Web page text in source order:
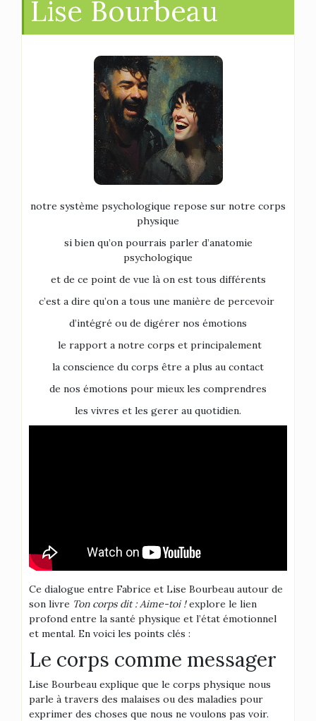
Lise Bourbeau
notre système psychologique repose sur notre corps
physique
si bien qu’on pourrais parler d’anatomie
psychologique
et de ce point de vue là on est tous différents
c’est a dire qu’on a tous une manière de percevoir
d’intégré ou de digérer nos émotions
le rapport a notre corps et principalement
la conscience du corps être a plus au contact
de nos émotions pour mieux les comprendres
les vivres et les gerer au quotidien.
Ce dialogue entre Fabrice et Lise Bourbeau autour de
son livre Ton corps dit : Aime-toi !explore le lien
profond entre la santé physique et l’état émotionnel
et mental. En voici les points clés :
Le corps comme messager
Lise Bourbeau explique que le corps physique nous
parle à travers des malaises ou des maladies pour
exprimer des choses que nous ne voulons pas voir.